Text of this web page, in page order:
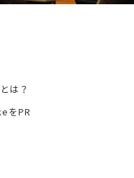
は？
をPR